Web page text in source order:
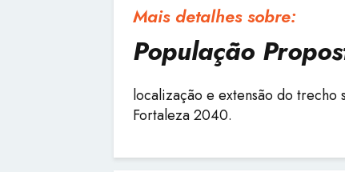
Mais detalhes sobre:
População
localização e extensão do
Fortaleza 2040.